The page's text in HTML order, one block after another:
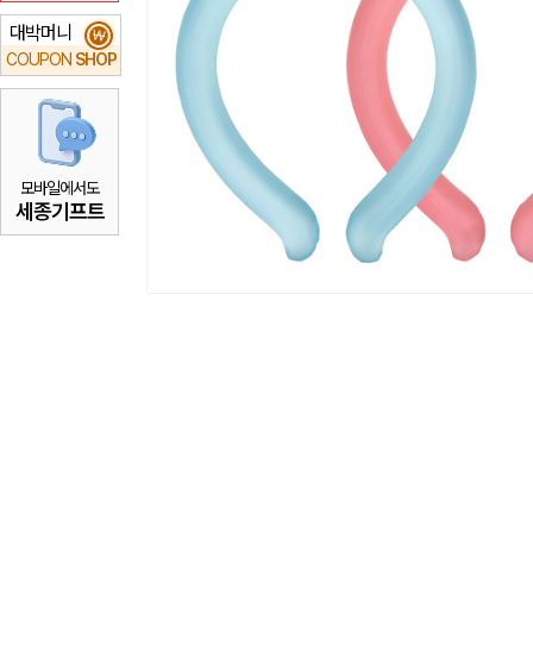
대박머니
COUPON SHOP
₩
모바일에서도
세종기프트